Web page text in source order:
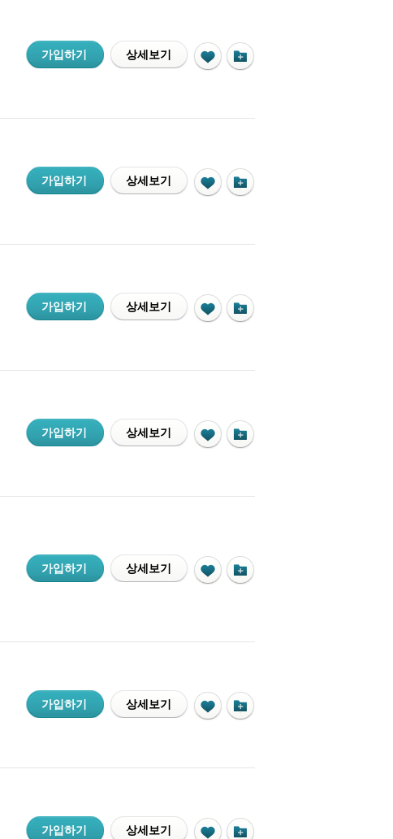
가입하기 상세보기
가입하기 상세보기
가입하기 상세보기
가입하기 상세보기
가입하기 상세보기
가입하기 상세보기
가입하기 상세보기